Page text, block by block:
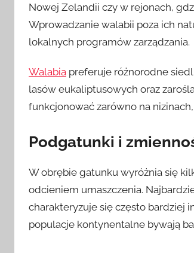
Nowej Zelandii czy w rejonach,
Wprowadzanie walabii poza ich
lokalnych programów zarządzania.
Walabia preferuje różnorodne
lasów eukaliptusowych oraz
funkcjonować zarówno na
Podgatunki i
W obrębie gatunku wyróżnia się
odcieniem umaszczenia.
charakteryzuje się często bardziej
populacje kontynentalne bywają